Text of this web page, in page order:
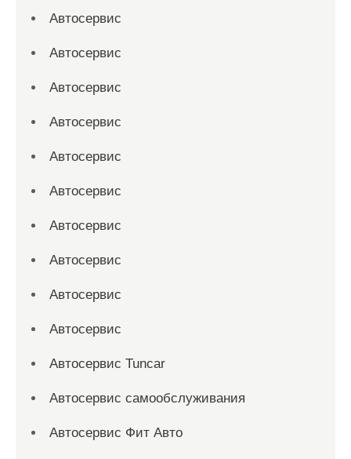
Автосервис
Автосервис
Автосервис
Автосервис
Автосервис
Автосервис
Автосервис
Автосервис
Автосервис
Автосервис
Автосервис Tuncar
Автосервис самообслуживания
Автосервис Фит Авто